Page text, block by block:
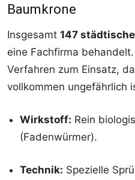
Baumkrone
Insgesamt 147
eine Fachfirma
Verfahren zum Einsatz,
vollkommen ungefährlich
Wirkstoff: Rein
(Fadenwürmer).
Technik: Spezielle